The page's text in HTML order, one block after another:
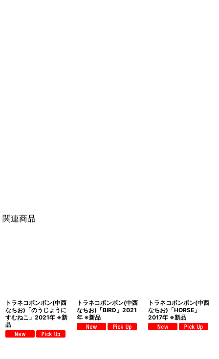
関連商品
トラネコボンボン(中西
なちお)「のうじょうに
すむねこ」2021年 ※新
品
トラネコボンボン(中西
なちお)「BIRD」2021
年 ※新品
トラネコボンボン(中西
なちお)「HORSE」
2017年 ※新品